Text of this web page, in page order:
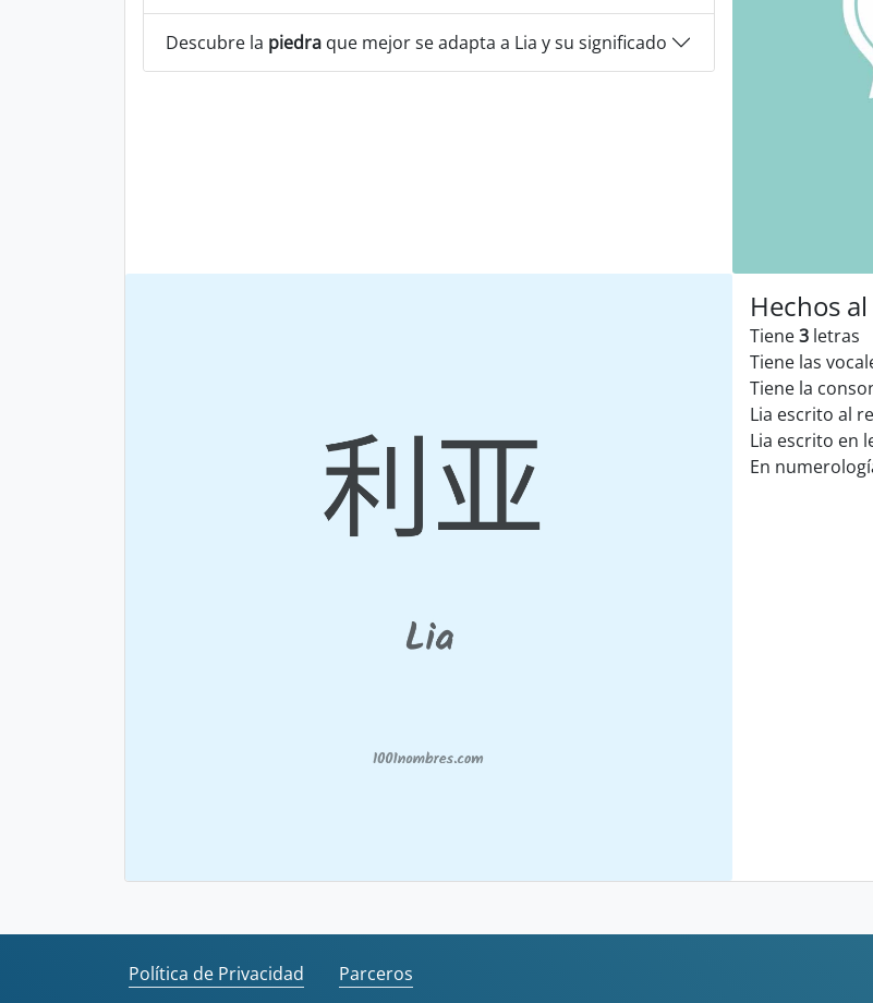
Descubre la piedra que mejor se adapta a Lia y su significado
Hechos
Tiene3 letras
Tiene las
Tiene la
Lia escrito al
Lia escrito en
En
Política de Privacidad Parceros